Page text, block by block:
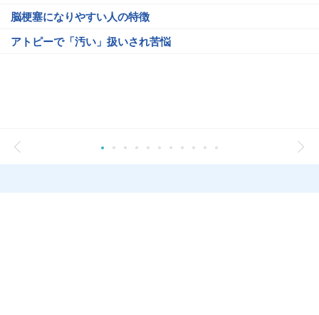
脳梗塞になりやすい人の特徴
アトピーで「汚い」扱いされ苦悩